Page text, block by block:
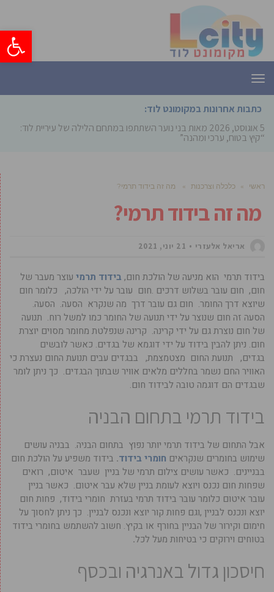
פתח
תפריט
כתבות אחרונות במקומונט לוד:
5 אוגוסט, 2026
מאות בני נוער השתתפו במתחם הלילה של עיריית לוד:
“קיץ בטוח, ערכי ומהנה”
ראשי » כלכלה וצרכנות » מה זה בידוד תרמי?
מה זה בידוד תרמי?
אריאל אלעזרי 21 יוני, 2021
בידוד תרמי הוא מניעה של הולכת חום, בידוד תרמי עוצר מעבר של
חום, חום עובר בשלוש דרכים .חום עובר על ידי הולכה, כלומר חום
שיוצא דרך החומר. חום גם עובר דרך מה שנקרא הסעה. הסעה.
הסעה זה חום שנוצר על ידי תנועה של החומר כמו למשל רוח. תנועה
של חום נוצרת גם על ידי קרינה. קרינה שנפלטת מחומר מסוים יוצרת
חום. ניתן להבין בידוד על ידי דוגמא של בגדים. כאשר לובשים
בגדים, תנועת החום מצטמצמת, בבגדים עבים תנועת החום נעצרת כי
האוויר החם נשמר בחללים מלאים אוויר שבתוך הבגדים. כך ניתן לומר
שבגדים הם דוגמה טובה לבידוד חום.
בידוד תרמי בתחום הבניה
אבל התחום של בידוד תרמי יותר נפוץ בתחום הבניה. בבניה עושים
שימוש בחומרים שנקראים חומרי בידוד. בידוד משפיע על הולכת חום
בבניינים. כאשר עושים צילום תרמי של בניין שעבר איטום, רואים
שפחות חום נכנס ויוצא לעומת בניין שלא עבר איטום. כאשר בניין
עובר איטום כלומר עובר בידוד תרמי בעזרת חומרי בידוד, פחות חום
יוצא ונכנס לבניין ,וגם פחות קור יוצא ונכנס לבניין. כך ניתן לחסוך על
חימום וקירור של הבניין בחורף או בקיץ. חשוב להשתמש בחומרי בידוד
בטוחים וירוקים כי בטיחות מעל לכל.
חיסכון גדול באנרגיה ובכסף